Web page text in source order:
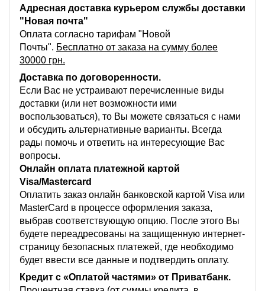
Адресная доставка курьером службы доставки
"Новая почта"
Оплата согласно тарифам "Новой
Почты". Бесплатно от заказа на сумму более
30000 грн.
Доставка по договоренности.
Если Вас не устраивают перечисленные виды
доставки (или нет возможности ими
воспользоваться), то Вы можете связаться с нами
и обсудить альтернативные варианты. Всегда
рады помочь и ответить на интересующие Вас
вопросы.
Онлайн оплата платежной картой
Visa/Mastercard
Оплатить заказ онлайн банковской картой Visa или
MasterCard в процессе оформления заказа,
выбрав соответствующую опцию. После этого Вы
будете переадресованы на защищенную интернет-
страницу безопасных платежей, где необходимо
будет ввести все данные и подтвердить оплату.
Кредит с «Оплатой частями» от Приватбанк.